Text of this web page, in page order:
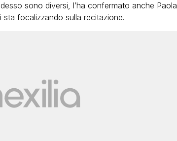
sono diversi, l’ha confermato anche
focalizzando sulla recitazione.
di
grandi
Camilla Milanesi
“Addio cike mie,